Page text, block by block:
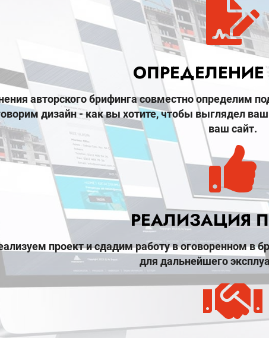
авторского брифинга совместно определим
дизайн - как вы хотите, чтобы выглядел
ваш сайт.
РЕАЛИЗАЦИЯ
проект и сдадим работу в оговоренном в
для дальнейшего